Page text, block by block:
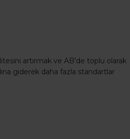
artırmak ve AB’de toplu olarak
giderek daha fazla standartlar